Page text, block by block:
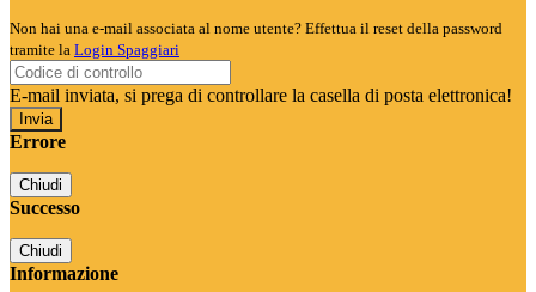
Non hai una e-mail associata al nome utente? Effettua il reset della password
tramite la Login Spaggiari
E-mail inviata, si prega di controllare la casella di posta elettronica!
Errore
Chiudi
Successo
Chiudi
Informazione